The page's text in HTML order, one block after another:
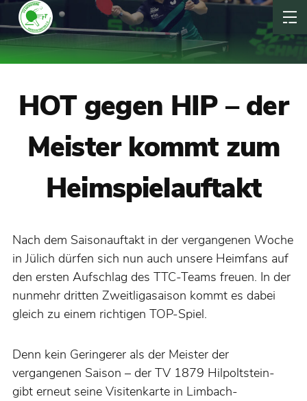
HOT gegen HIP – der
Meister kommt zum
Heimspielauftakt
Nach dem Saisonauftakt in der vergangenen Woche
in Jülich dürfen sich nun auch unsere Heimfans auf
den ersten Aufschlag des TTC-Teams freuen. In der
nunmehr dritten Zweitligasaison kommt es dabei
gleich zu einem richtigen TOP-Spiel.
Denn kein Geringerer als der Meister der
vergangenen Saison – der TV 1879 Hilpoltstein-
gibt erneut seine Visitenkarte in Limbach-